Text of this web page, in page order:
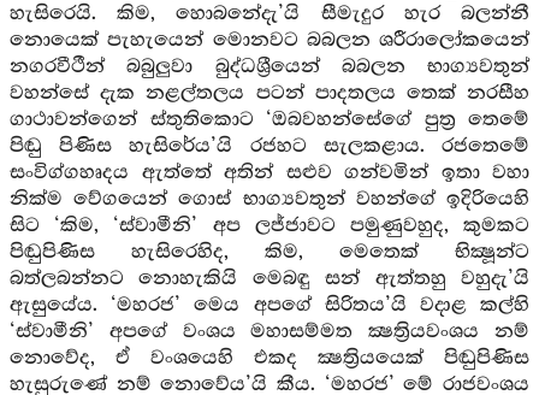
හැසිරෙයි. කිම, හොබනේදැ’යි සීමැදුර හැර බලන්නී
නොයෙක් පැහැයෙන් මොනවට බබලන ශරීරාලෝකයෙන්
නගරවීථීන් බබුලුවා බුද්ධශ්‍රීයෙන් බබලන භාග්‍යවතුන්
වහන්සේ දැක නළල්තලය පටන් පාදතලය තෙක් නරසීහ
ගාථාවන්ගෙන් ස්තුතිකොට ‘ඔබවහන්සේගේ පුත්‍ර තෙමේ
පිඬු පිණිස හැසිරේය’යි රජහට සැලකළාය. රජතෙමේ
සංවිග්ගහෘදය ඇත්තේ අතින් සළුව ගන්වමින් ඉතා වහා
නික්ම වේගයෙන් ගොස් භාග්‍යවතුන් වහන්ගේ ඉදිරියෙහි
සිට ‘කිම, ‘ස්වාමීනි’ අප ලජ්ජාවට පමුණුවහුද, කුමකට
පිඬුපිණිස හැසිරෙහිද, කිම, මෙතෙක් භික්‍ෂූන්ට
බත්ලබන්නට නොහැකියි මෙබඳු සන් ඇත්තහු වහුදැ’යි
ඇසුයේය. ‘මහරජ’ මෙය අපගේ සිරිතය’යි වදාළ කල්හි
‘ස්වාමීනි’ අපගේ වංශය මහාසම්මත ක්‍ෂත්‍රියවංශය නම්
නොවේද, ඒ වංශයෙහි එකද ක්‍ෂත්‍රියයෙක් පිඬුපිණිස
හැසුරුණේ නම් නොවේය’යි කීය. ‘මහරජ’ මේ රාජවංශය